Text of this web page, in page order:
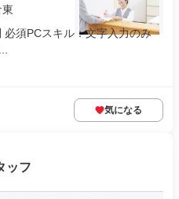
須PCスキル：文字入力のみ
気になる
ッフ